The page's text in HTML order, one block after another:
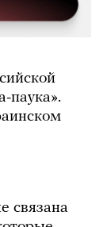
паука».
связана